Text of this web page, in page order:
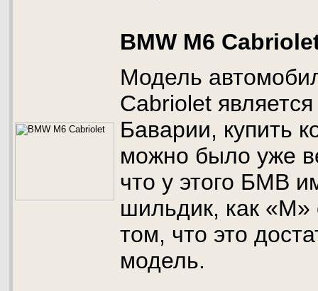
BMW M6
Модель
Cabriolet
Баварии, купить
можно было уже
что у этого БМВ
шильдик, как «М»
том, что это
модель.